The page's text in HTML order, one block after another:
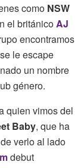
como NSW
el británico AJ
encontramos
le escape
un nombre
género.
quien vimos del
Baby, que ha
verlo al lado
debut